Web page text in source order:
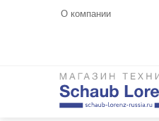
О компании